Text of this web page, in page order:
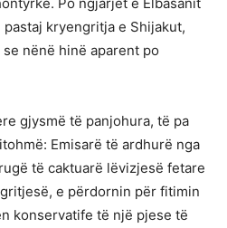
kryengritja e Shijakut,
nënë hinë aparent po
gjysmë të panjohura, të pa
Emisarë të ardhurë nga
të caktuarë lëvizjesë fetare
e përdornin për fitimin
konservatife të një pjese të